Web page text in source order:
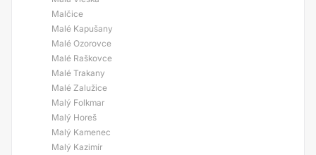
Malčice
Malé Kapušany
Malé Ozorovce
Malé Raškovce
Malé Trakany
Malé Zalužice
Malý Folkmar
Malý Horeš
Malý Kamenec
Malý Kazimír